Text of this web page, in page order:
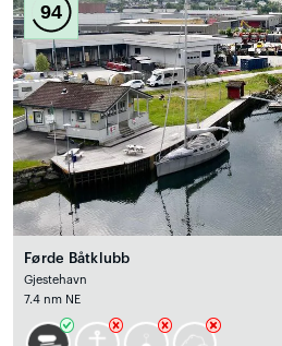
94
Førde Båtklubb
Gjestehavn
7.4 nm NE